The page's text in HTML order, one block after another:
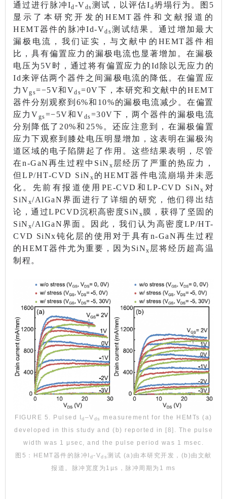
通过进行脉冲Id-Vds测试，以评估Id坍塌行为。图5
显示了本研究开发的HEMT器件和文献报道的
HEMT器件的脉冲Id-Vds测试结果。通过增加最大
漏极电流，我们证实，与文献中的HEMT器件相
比，具有偏置应力的漏极电流也显著增加。在漏极
电压为5V时，通过将有偏置应力的Id除以无应力的
Id来评估两个器件之间漏极电流的降低。在偏置应
力Vgs=−5V和Vds=0V下，本研究和文献中的HEMT
器件分别观察到6%和10%的漏极电流减少。在偏置
应力Vgs=−5V和Vds=30V下，两个器件的漏极电流
分别降低了20%和25%。还应注意到，在漏极偏置
应力下观察到膝处电压明显增加，这表明在漏极沟
道区域的电子陷阱起了作用。这些结果表明，尽管
在n-GaN再生过程中SiN x 层经历了严重的热应力，
但LP/HT-CVD SiN x 的HEMT器件电流崩塌并未恶
化。先前有报道使用PE-CVD和LP-CVD SiNx 对
SiN x/AlGaN界面进行了详细的研究，他们得出结
论，通过LPCVD沉积高密度SiN x膜，获得了坚固的
SiN x/AlGaN界面。因此，我们认为高密度LP/HT-
CVD SiNx钝化层的使用对于具有n-GaN再生过程
的HEMT器件尤为重要，因为SiNx 层将经历超高温
制程。
FIGURE 5. Pulsed Id –V ds
measurement for the HEMTs (a)
developed in this study and (b) reported in [8]. The pulse
width was 1 μsec, and the pulse period was 1 msec.
图5：HEMT器件的脉冲I d-Vds测试 (a)由本研究开发，(b)由文献
报道。脉冲宽度为1µs，脉冲周期为1 ms